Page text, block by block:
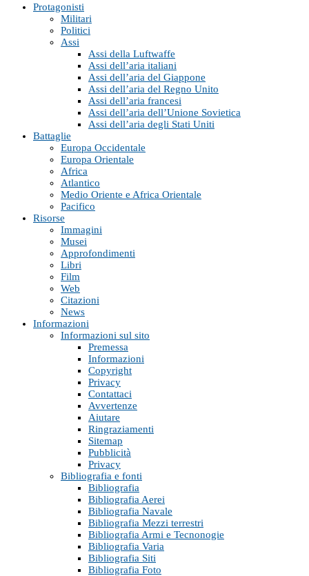
Protagonisti
Militari
Politici
Assi
Assi della Luftwaffe
Assi dell’aria italiani
Assi dell’aria del Giappone
Assi dell’aria del Regno Unito
Assi dell’aria francesi
Assi dell’aria dell’Unione Sovietica
Assi dell’aria degli Stati Uniti
Battaglie
Europa Occidentale
Europa Orientale
Africa
Atlantico
Medio Oriente e Africa Orientale
Pacifico
Risorse
Immagini
Musei
Approfondimenti
Libri
Film
Web
Citazioni
News
Informazioni
Informazioni sul sito
Premessa
Informazioni
Copyright
Privacy
Contattaci
Avvertenze
Aiutare
Ringraziamenti
Sitemap
Pubblicità
Privacy
Bibliografia e fonti
Bibliografia
Bibliografia Aerei
Bibliografia Navale
Bibliografia Mezzi terrestri
Bibliografia Armi e Tecnonogie
Bibliografia Varia
Bibliografia Siti
Bibliografia Foto